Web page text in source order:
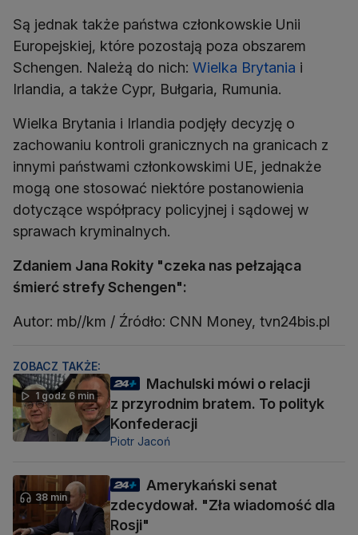
Są jednak także państwa członkowskie Unii
Europejskiej, które pozostają poza obszarem
Schengen. Należą do nich: Wielka Brytania i
Irlandia, a także Cypr, Bułgaria, Rumunia.
Wielka Brytania i Irlandia podjęły decyzję o
zachowaniu kontroli granicznych na granicach z
innymi państwami członkowskimi UE, jednakże
mogą one stosować niektóre postanowienia
dotyczące współpracy policyjnej i sądowej w
sprawach kryminalnych.
Zdaniem Jana Rokity "czeka nas pełzająca
śmierć strefy Schengen":
Autor: mb//km / Źródło: CNN Money, tvn24bis.pl
ZOBACZ TAKŻE:
1 godz 6 min
Machulski mówi o relacji
z przyrodnim bratem. To polityk
Konfederacji
Piotr Jacoń
38 min
Amerykański senat
zdecydował. "Zła wiadomość dla
Rosji"